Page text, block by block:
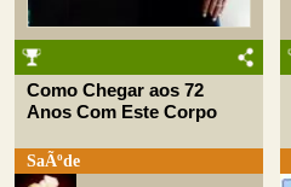
Como Chegar aos 72
Anos Com Este Corpo
SaÃºde